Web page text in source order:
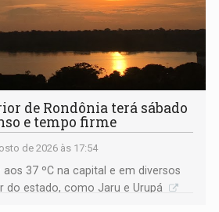
de Rondônia terá sábado
e tempo firme
de 2026 às 17:54
37 ºC na capital e em diversos
do estado, como Jaru e Urupá